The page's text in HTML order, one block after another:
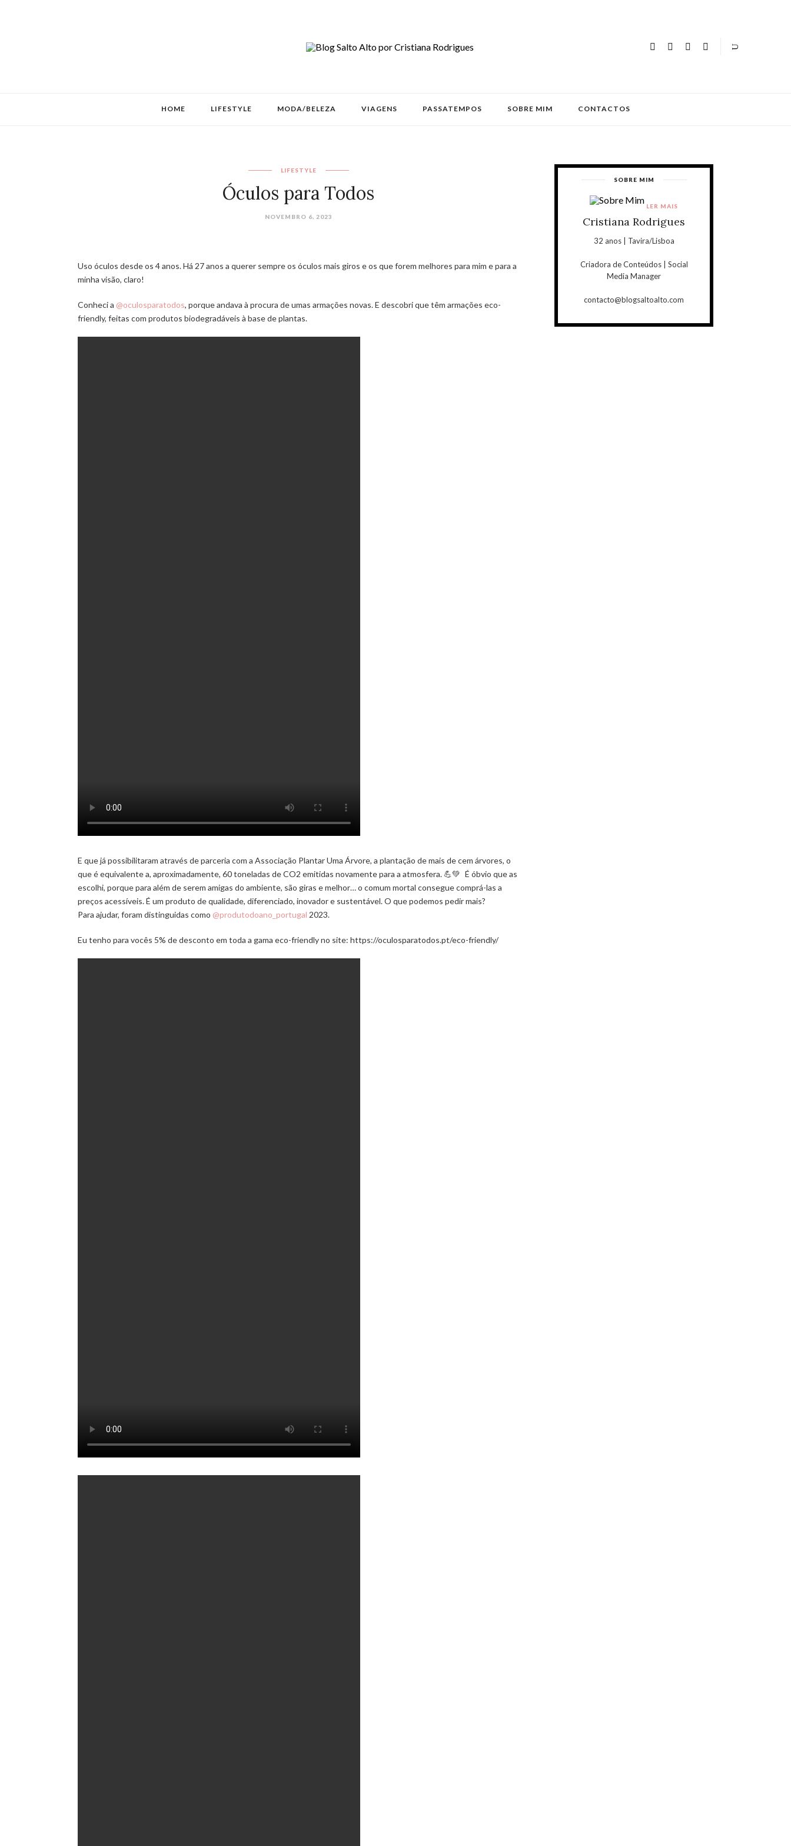
HOME LIFESTYLE MODA/BELEZA VIAGENS PASSATEMPOS SOBRE MIM CONTACTOS
LIFESTYLE
Óculos para Todos
NOVEMBRO 6, 2023
Uso óculos desde os 4 anos. Há 27 anos a querer sempre os óculos mais giros e os que forem melhores para mim e para a
minha visão, claro!
Conheci a @oculosparatodos, porque andava à procura de umas armações novas. E descobri que têm armações eco-
friendly, feitas com produtos biodegradáveis à base de plantas.
E que já possibilitaram através de parceria com a Associação Plantar Uma Árvore, a plantação de mais de cem árvores, o
que é equivalente a, aproximadamente, 60 toneladas de CO2 emitidas novamente para a atmosfera. 💪💚 É óbvio que as
escolhi, porque para além de serem amigas do ambiente, são giras e melhor… o comum mortal consegue comprá-las a
preços acessíveis. É um produto de qualidade, diferenciado, inovador e sustentável. O que podemos pedir mais?
Para ajudar, foram distinguidas como @produtodoano_portugal 2023.
Eu tenho para vocês 5% de desconto em toda a gama eco-friendly no site: https://oculosparatodos.pt/eco-friendly/
SOBRE MIM
Cristiana Rodrigues
32 anos | Tavira/Lisboa
Criadora de Conteúdos | Social
Media Manager
contacto@blogsaltoalto.com
LER MAIS